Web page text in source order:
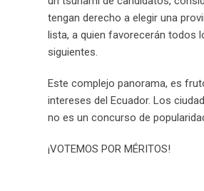
tengan derecho a elegir una
lista, a quien favorecerán todos
siguientes.
Este complejo panorama, es
intereses del Ecuador. Los
no es un concurso de
¡VOTEMOS POR MÉRITOS!